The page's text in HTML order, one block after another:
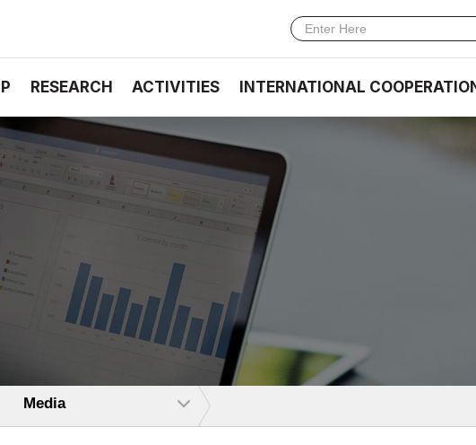
RESEARCH ACTIVITIES INTERNATIONAL
Media